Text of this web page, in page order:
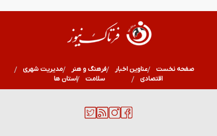
صفحه نخست عناوین اخبار فرهنگ و هنر
مدیریت شهری
اقتصادی
ورزشی سلامت استان ها